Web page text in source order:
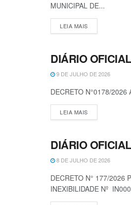
MUNICIPAL DE...
LEIA MAIS
DECRETOS
DIÁRIO
9 DE JULHO DE 2026
DECRETO N°0178/2026
LEIA MAIS
DECRETOS
DIÁRIO
8 DE JULHO DE 2026
DECRETO N° 177/2026
INEXIBILIDADE Nº